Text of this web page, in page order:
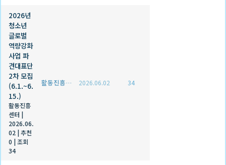
2026년
청소년
글로벌
역량강화
사업 파
견대표단
2차 모집
(6.1.~6.
15.)
활동진흥
센터 |
2026.06.
02 |추천
0 |조회
34
활동진흥센터 2026.06.02 34